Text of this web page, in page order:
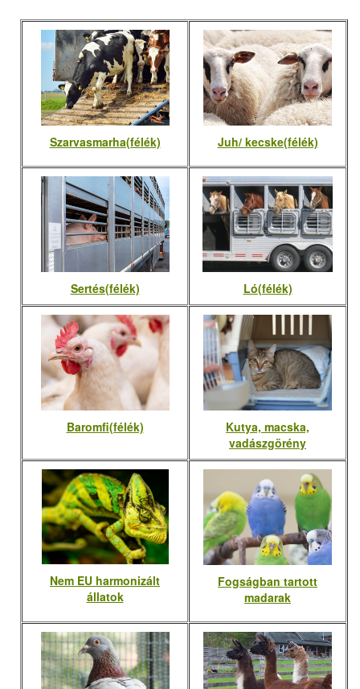
Szarvasmarha(félék) Juh/ kecske(félék)
Sertés(félék) Ló(félék)
Baromfi(félék)
Kutya, macska,
vadászgörény
Nem EU harmonizált
állatok
Fogságban tartott
madarak